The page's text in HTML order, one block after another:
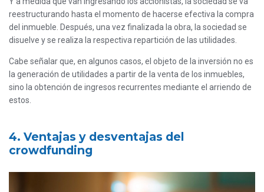
reestructurando hasta el momento de hacerse efectiva la compra
del inmueble. Después, una vez finalizada la obra, la sociedad se
disuelve y se realiza la respectiva repartición de las utilidades.
Cabe señalar que, en algunos casos, el objeto de la inversión no es
la generación de utilidades a partir de la venta de los inmuebles,
sino la obtención de ingresos recurrentes mediante el arriendo de
estos.
4. Ventajas y desventajas del
crowdfunding